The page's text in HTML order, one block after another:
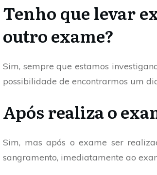
Tenho que levar
outro exame?
Sim, sempre que estamos
possibilidade de encontrarmos um
Após realiza o
Sim, mas após o exame ser
sangramento, imediatamente ao